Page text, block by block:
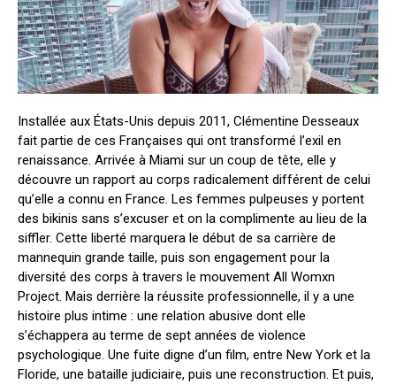
Installée aux États-Unis depuis 2011, Clémentine Desseaux
fait partie de ces Françaises qui ont transformé l’exil en
renaissance. Arrivée à Miami sur un coup de tête, elle y
découvre un rapport au corps radicalement différent de celui
qu’elle a connu en France. Les femmes pulpeuses y portent
des bikinis sans s’excuser et on la complimente au lieu de la
siffler. Cette liberté marquera le début de sa carrière de
mannequin grande taille, puis son engagement pour la
diversité des corps à travers le mouvement All Womxn
Project. Mais derrière la réussite professionnelle, il y a une
histoire plus intime : une relation abusive dont elle
s’échappera au terme de sept années de violence
psychologique. Une fuite digne d’un film, entre New York et la
Floride, une bataille judiciaire, puis une reconstruction. Et puis,